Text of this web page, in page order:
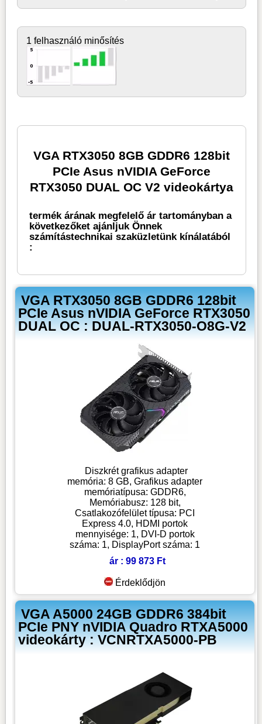
1 felhasználó minősítés
VGA RTX3050 8GB GDDR6 128bit
PCIe Asus nVIDIA GeForce
RTX3050 DUAL OC V2 videokártya
termék árának megfelelő ár tartományban a
következőket ajánljuk Önnek
számítástechnikai szaküzletünk kínálatából
:
VGA RTX3050 8GB GDDR6 128bit
PCIe Asus nVIDIA GeForce RTX3050
DUAL OC : DUAL-RTX3050-O8G-V2
Diszkrét grafikus adapter
memória: 8 GB, Grafikus adapter
memóriatípusa: GDDR6,
Memóriabusz: 128 bit,
Csatlakozófelület típusa: PCI
Express 4.0, HDMI portok
mennyisége: 1, DVI-D portok
száma: 1, DisplayPort száma: 1
ár : 99 873 Ft
Érdeklődjön
VGA A5000 24GB GDDR6 384bit
PCIe PNY nVIDIA Quadro RTXA5000
videokárty : VCNRTXA5000-PB